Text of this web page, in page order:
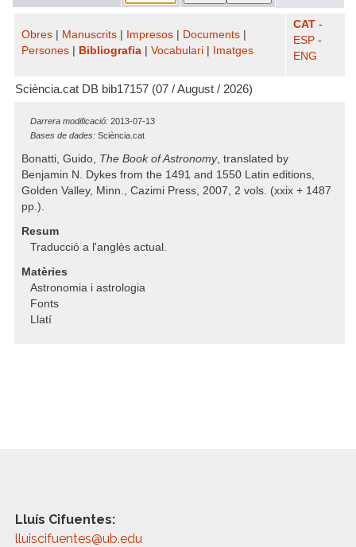
Obres Manuscrits Impresos Documents
Persones
Bibliografia Vocabulari Imatges
CAT -
ESP -
ENG
Sciència.cat DB bib17157 (07 / August / 2026)
Darrera modificació: 2013-07-13
Bases de dades: Sciència.cat
Bonatti, Guido, The Book of Astronomy, translated by
Benjamin N. Dykes from the 1491 and 1550 Latin editions,
Golden Valley, Minn., Cazimi Press, 2007, 2 vols. (xxix + 1487
pp.).
Resum
Traducció a l'anglès actual.
Matèries
Astronomia i astrologia
Fonts
Llatí
Lluís Cifuentes:
lluiscifuentes@ub.edu